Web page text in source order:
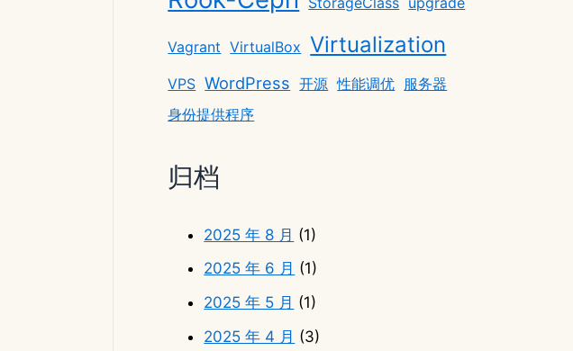
Vagrant VirtualBox Virtualization
VPS WordPress 开源 性能调优 服务器
身份提供程序
归档
2025 年 8 月 (1)
2025 年 6 月 (1)
2025 年 5 月 (1)
2025 年 4 月 (3)